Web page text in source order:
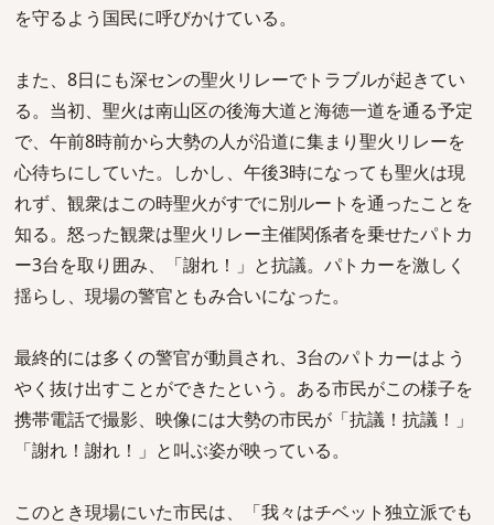
を守るよう国民に呼びかけている。
また、8日にも深センの聖火リレーでトラブルが起きてい
る。当初、聖火は南山区の後海大道と海徳一道を通る予定
で、午前8時前から大勢の人が沿道に集まり聖火リレーを
心待ちにしていた。しかし、午後3時になっても聖火は現
れず、観衆はこの時聖火がすでに別ルートを通ったことを
知る。怒った観衆は聖火リレー主催関係者を乗せたパトカ
ー3台を取り囲み、「謝れ！」と抗議。パトカーを激しく
揺らし、現場の警官ともみ合いになった。
最終的には多くの警官が動員され、3台のパトカーはよう
やく抜け出すことができたという。ある市民がこの様子を
携帯電話で撮影、映像には大勢の市民が「抗議！抗議！」
「謝れ！謝れ！」と叫ぶ姿が映っている。
このとき現場にいた市民は、「我々はチベット独立派でも